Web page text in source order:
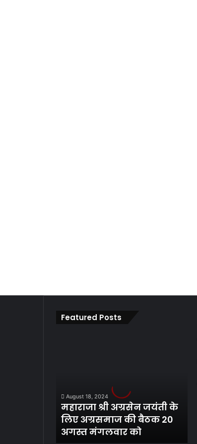
Featured Posts
अग्रसमाज
की
बैठक
20
August 18, 2024
महाराजा श्री अग्रसेन जयंती के
लिए अग्रसमाज की बैठक 20
अगस्त मंगलवार को